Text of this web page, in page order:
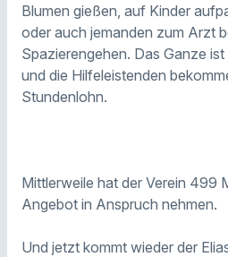
Blumen gießen, auf Kinder
oder auch jemanden zum Arzt
Spazierengehen. Das Ganze
und die Hilfeleistenden
Stundenlohn.
Mittlerweile hat der Verein 499
Angebot in Anspruch nehmen.
Und jetzt kommt wieder der